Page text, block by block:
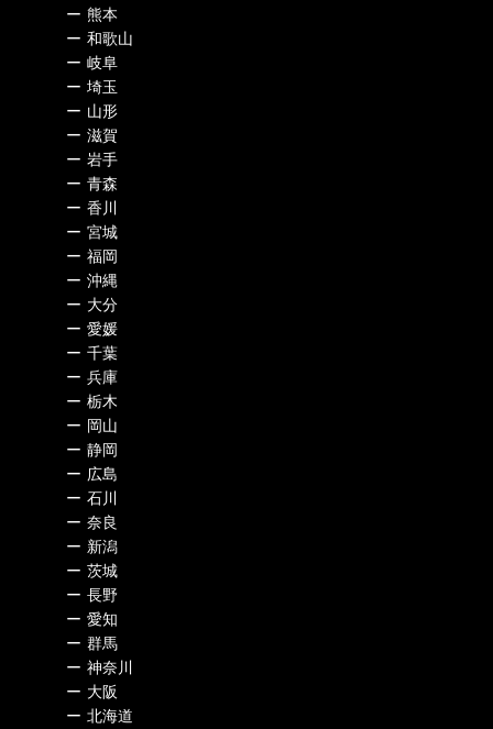
ー 熊本
ー 和歌山
ー 岐阜
ー 埼玉
ー 山形
ー 滋賀
ー 岩手
ー 青森
ー 香川
ー 宮城
ー 福岡
ー 沖縄
ー 大分
ー 愛媛
ー 千葉
ー 兵庫
ー 栃木
ー 岡山
ー 静岡
ー 広島
ー 石川
ー 奈良
ー 新潟
ー 茨城
ー 長野
ー 愛知
ー 群馬
ー 神奈川
ー 大阪
ー 北海道